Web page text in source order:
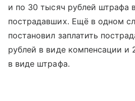
и по 30 тысяч рублей штрафа
пострадавших. Ещё в одном
постановил заплатить
рублей в виде компенсации и
в виде штрафа.